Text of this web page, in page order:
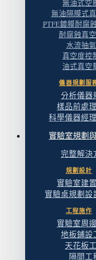
無油式空
無油隔膜式
PTFE鍍膜耐腐
耐腐蝕真
水流抽
真空度控
油式真空
儀器規劃服
分析儀器
樣品前處
科學儀器經
實驗室規劃
完整解決
規劃設計
實驗室建
實驗桌規劃設
工程施作
實驗室周
地板鋪設
天花板
隔間工
教學機
QC 中等
研究級
法規配置
教學機:入門,
教學機的設計目
光學系統通常
光沒有嚴格要求